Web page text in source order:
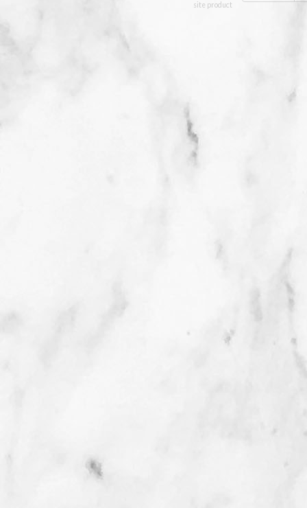
site product